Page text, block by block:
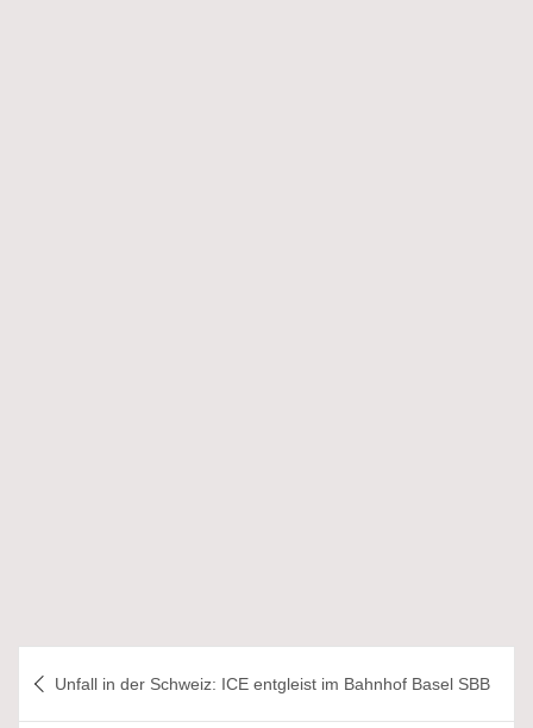
Unfall in der Schweiz: ICE entgleist im Bahnhof Basel SBB